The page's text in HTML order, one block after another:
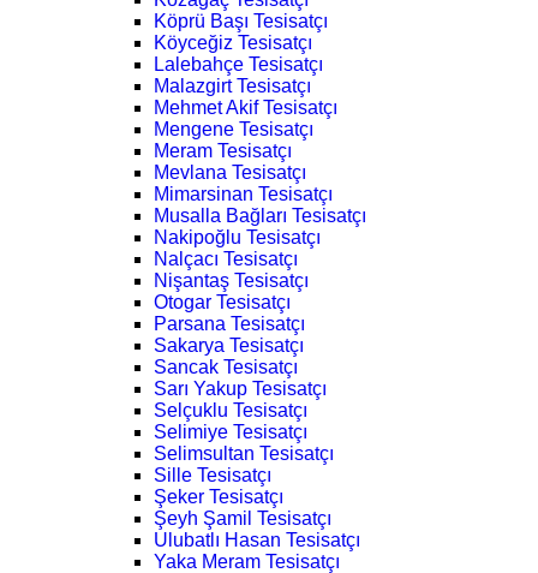
Köprü Başı Tesisatçı
Köyceğiz Tesisatçı
Lalebahçe Tesisatçı
Malazgirt Tesisatçı
Mehmet Akif Tesisatçı
Mengene Tesisatçı
Meram Tesisatçı
Mevlana Tesisatçı
Mimarsinan Tesisatçı
Musalla Bağları Tesisatçı
Nakipoğlu Tesisatçı
Nalçacı Tesisatçı
Nişantaş Tesisatçı
Otogar Tesisatçı
Parsana Tesisatçı
Sakarya Tesisatçı
Sancak Tesisatçı
Sarı Yakup Tesisatçı
Selçuklu Tesisatçı
Selimiye Tesisatçı
Selimsultan Tesisatçı
Sille Tesisatçı
Şeker Tesisatçı
Şeyh Şamil Tesisatçı
Ulubatlı Hasan Tesisatçı
Yaka Meram Tesisatçı